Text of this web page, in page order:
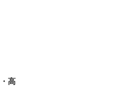
高